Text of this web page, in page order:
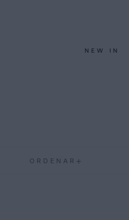
NEW IN
ORDENAR